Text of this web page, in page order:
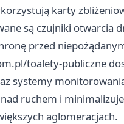
karty
są czujniki otwarcia
przed
toalety-publiczne
systemy
ruchem i
aglomeracjach.